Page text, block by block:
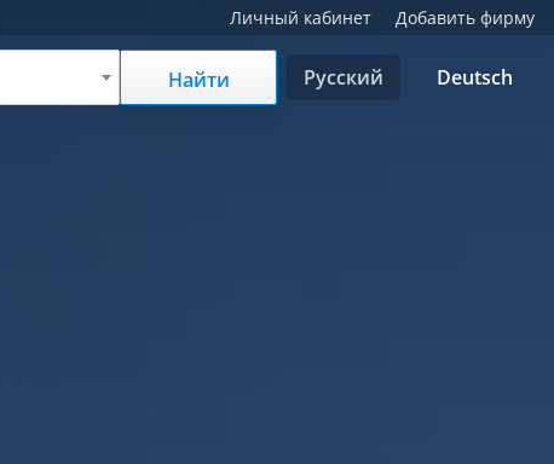
Личный кабинет Добавить фирму
Найти Русский Deutsch